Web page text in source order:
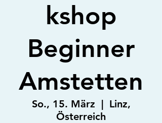
kshop
Beginner
Amstetten
So., 15. März
  |
Linz,
Österreich